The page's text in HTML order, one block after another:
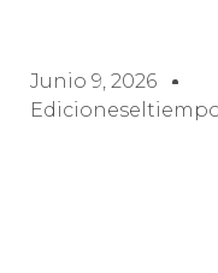
Junio 9, 2026